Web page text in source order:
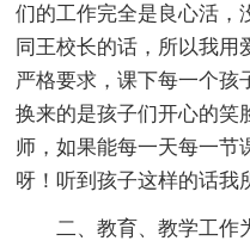
们的工作完全是良心活，
同王校长的话，所以我用
严格要求，课下每一个孩
换来的是孩子们开心的笑
师，如果能每一天每一节
呀！听到孩子这样的话我
二、教育、教学工作